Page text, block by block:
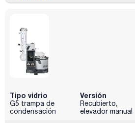
Tipo vidrio
G5 trampa de
condensación
Versión
Recubierto,
elevador manual